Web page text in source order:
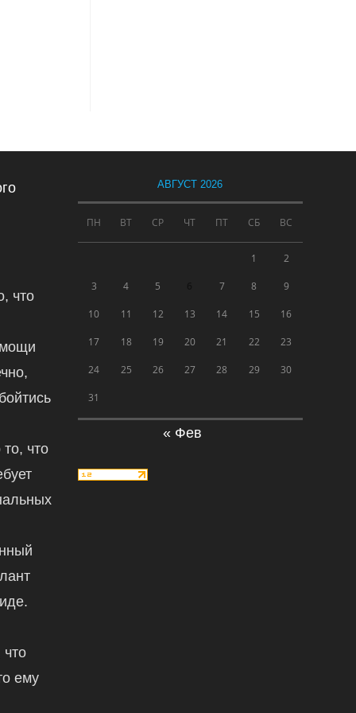
что
что
что
ему
АВГУСТ 2026
ПН ВТ СР ЧТ ПТ СБ ВС
1 2
3 4 5 7 8 9
10 11 12 13 14 15 16
17 18 19 20 21 22 23
24 25 26 27 28 29 30
31
« Фев